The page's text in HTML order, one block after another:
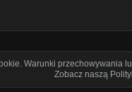
Warunki przechowywania
Zobacz naszą